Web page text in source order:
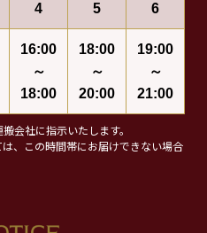
4 5 6
16:00
～
18:00
18:00
～
20:00
19:00
～
21:00
会社に指示いたします。
、この時間帯にお届けできない場合